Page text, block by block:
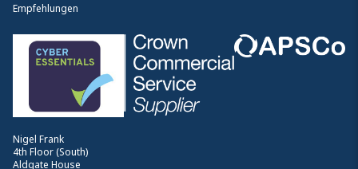
Nigel Frank
4th Floor (South)
Aldgate House
Empfehlungen